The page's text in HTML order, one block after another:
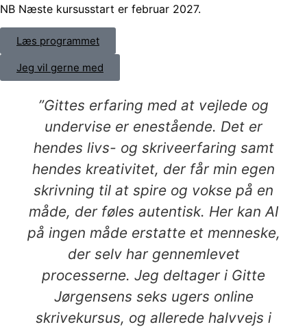
NB Næste kursusstart er februar 2027.
Læs programmet
Jeg vil gerne med
”Gittes erfaring med at vejlede og
undervise er enestående. Det er
hendes livs- og skriveerfaring samt
hendes kreativitet, der får min egen
skrivning til at spire og vokse på en
måde, der føles autentisk. Her kan AI
på ingen måde erstatte et menneske,
der selv har gennemlevet
processerne. Jeg deltager i Gitte
Jørgensens seks ugers online
skrivekursus, og allerede halvvejs i